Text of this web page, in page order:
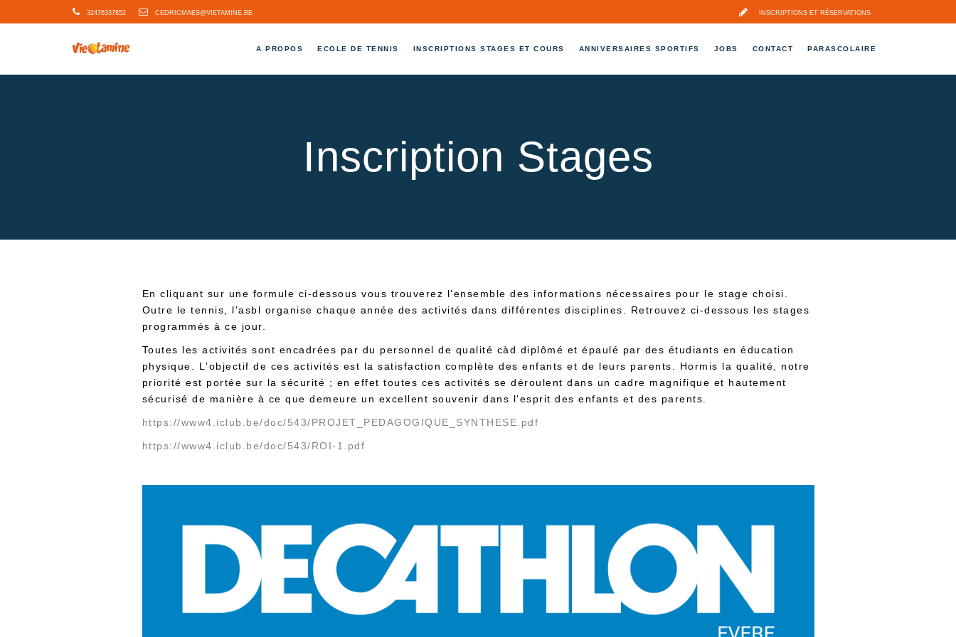
32476337852 CEDRICMAES@VIETAMINE.BE INSCRIPTIONS ET RÉSERVATIONS
A PROPOS ECOLE DE TENNIS INSCRIPTIONS STAGES ET COURS ANNIVERSAIRES SPORTIFS JOBS CONTACT PARASCOLAIRE
Inscription Stages
En cliquant sur une formule ci-dessous vous trouverez l'ensemble des informations nécessaires pour le stage choisi.
Outre le tennis, l'asbl organise chaque année des activités dans différentes disciplines. Retrouvez ci-dessous les stages
programmés à ce jour.
Toutes les activités sont encadrées par du personnel de qualité càd diplômé et épaulé par des étudiants en éducation
physique. L'objectif de ces activités est la satisfaction complète des enfants et de leurs parents. Hormis la qualité, notre
priorité est portée sur la sécurité ; en effet toutes ces activités se déroulent dans un cadre magnifique et hautement
sécurisé de manière à ce que demeure un excellent souvenir dans l'esprit des enfants et des parents.
https://www4.iclub.be/doc/543/PROJET_PEDAGOGIQUE_SYNTHESE.pdf
https://www4.iclub.be/doc/543/ROI-1.pdf